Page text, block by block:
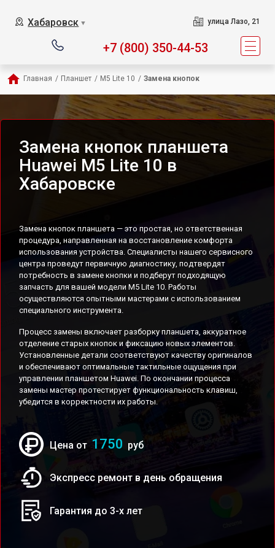
Хабаровск ▼ улица Лазо, 21
+7 (800) 350-44-53
Главная / Планшет / M5 Lite 10 / Замена кнопок
Замена кнопок планшета
Huawei M5 Lite 10 в
Хабаровске
Замена кнопок планшета — это простая, но ответственная
процедура, направленная на восстановление комфорта
использования устройства. Специалисты нашего сервисного
центра проведут первичную диагностику, подтвердят
потребность в замене кнопки и подберут подходящую
запчасть для вашей модели M5 Lite 10. Работы
осуществляются опытными мастерами с использованием
специального инструмента.
Процесс замены включает разборку планшета, аккуратное
отделение старых кнопок и фиксацию новых элементов.
Установленные детали соответствуют качеству оригиналов
и обеспечивают оптимальные тактильные ощущения при
управлении планшетом Huawei. По окончании процесса
замены мастер протестирует функциональность клавиш,
убедится в корректности их работы.
Цена от 1750 руб
Экспресс ремонт в день обращения
Гарантия до 3-х лет